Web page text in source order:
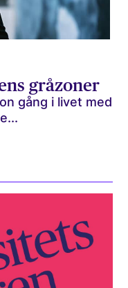
gråzoner
gång i livet med